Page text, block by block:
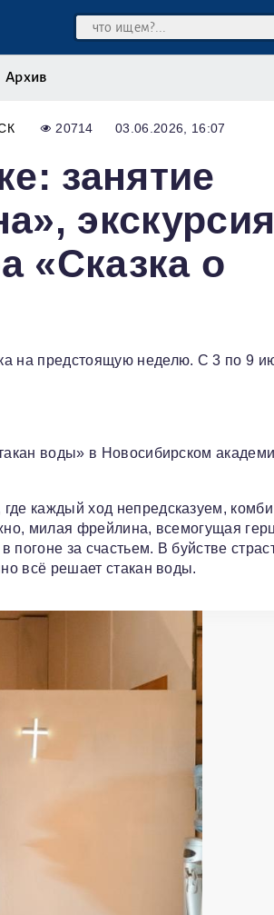
Архив
20714 03.06.2026, 16:07
занятие
«Сказка о
на предстоящую неделю. С 3 по 9
воды» в Новосибирском
каждый ход непредсказуем,
милая фрейлина, всемогущая
за счастьем. В буйстве
всё решает стакан воды.